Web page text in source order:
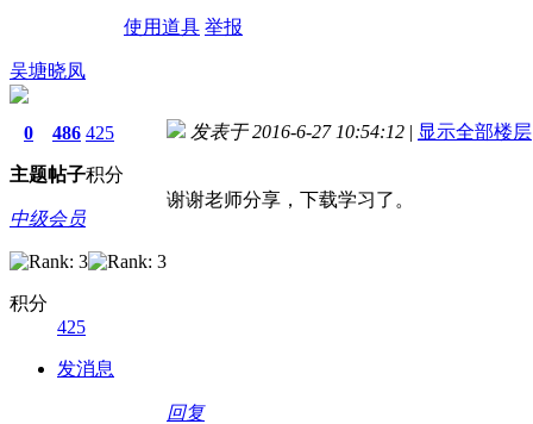
使用道具 举报
吴塘晓凤
0
主题
486
帖子
425
积分
中级会员
积分
425
发消息
发表于 2016-6-27 10:54:12 | 显示全部楼层
谢谢老师分享，下载学习了。
回复